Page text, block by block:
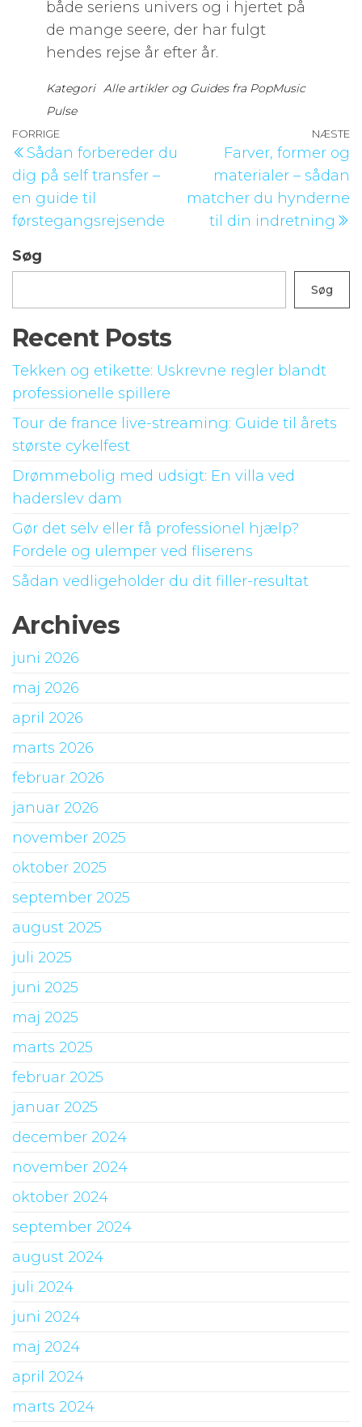
både seriens univers og i hjertet på
de mange seere, der har fulgt
hendes rejse år efter år.
Kategori Alle artikler og Guides fra PopMusic
Pulse
Indlægsnavigation
Forrige
indlæg
FORRIGE
Sådan forbereder du
dig på self transfer –
en guide til
førstegangsrejsende
NÆSTE
Farver, former og
materialer – sådan
matcher du hynderne
til din indretning
Søg
Søg
Recent Posts
Tekken og etikette: Uskrevne regler blandt
professionelle spillere
Tour de france live-streaming: Guide til årets
største cykelfest
Drømmebolig med udsigt: En villa ved
haderslev dam
Gør det selv eller få professionel hjælp?
Fordele og ulemper ved fliserens
Sådan vedligeholder du dit filler-resultat
Archives
juni 2026
maj 2026
april 2026
marts 2026
februar 2026
januar 2026
november 2025
oktober 2025
september 2025
august 2025
juli 2025
juni 2025
maj 2025
marts 2025
februar 2025
januar 2025
december 2024
november 2024
oktober 2024
september 2024
august 2024
juli 2024
juni 2024
maj 2024
april 2024
marts 2024